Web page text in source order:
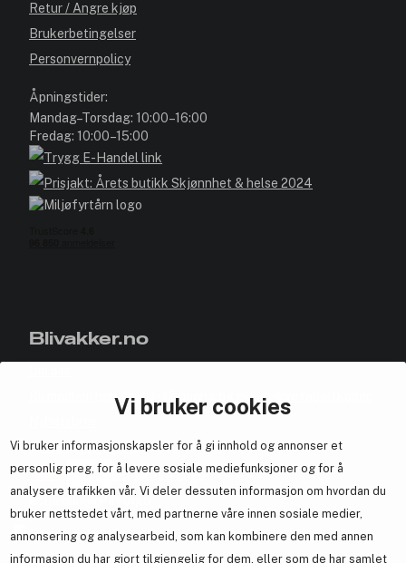
Vi bruker cookies
Vi bruker informasjonskapsler for å gi innhold og annonser et
personlig preg, for å levere sosiale mediefunksjoner og for å
analysere trafikken vår. Vi deler dessuten informasjon om hvordan du
bruker nettstedet vårt, med partnerne våre innen sosiale medier,
annonsering og analysearbeid, som kan kombinere den med annen
informasjon du har gjort tilgjengelig for dem, eller som de har samlet
Retur / Angre kjøp
Brukerbetingelser
Personvernpolicy
Åpningstider:
Mandag–Torsdag: 10:00–16:00
Fredag: 10:00–15:00
Blivakker.no
Bli medlem helt gratis - få poeng og eksklusive rabattkoder.
Samarbeid med oss
En del avBrandsdal Group AS